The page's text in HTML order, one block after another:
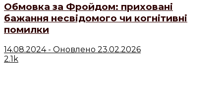
Обмовка за Фройдом: приховані
бажання несвідомого чи когнітивні
помилки
14.08.2024 - Оновлено 23.02.2026
2.1k